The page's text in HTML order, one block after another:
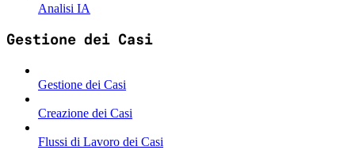
Analisi IA
Gestione dei Casi
Gestione dei Casi
Creazione dei Casi
Flussi di Lavoro dei Casi